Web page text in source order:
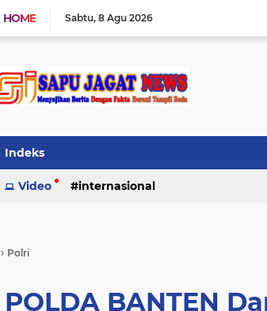
HOME Sabtu 8 Agu 2026
Indeks
Video internasional
› Polri
POLDA BANTEN